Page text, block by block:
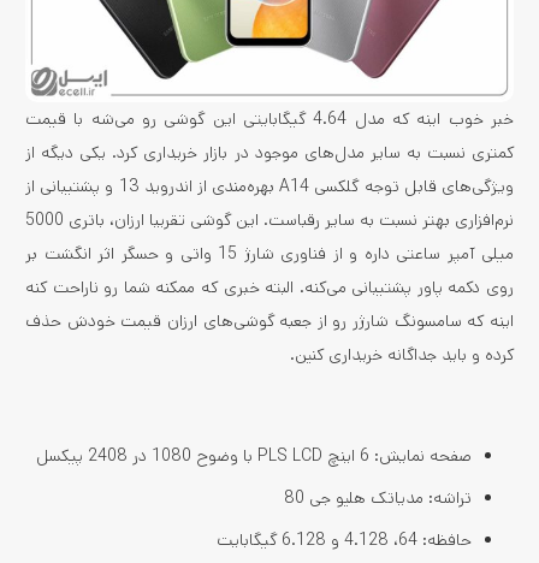
خبر خوب اینه که مدل 4.64 گیگابایتی این گوشی رو می‌شه با قیمت
کمتری نسبت به سایر مدل‌های موجود در بازار خریداری کرد. یکی دیگه از
ویژگی‌های قابل توجه گلکسی A14 بهره‌مندی از اندروید 13 و پشتیبانی از
نرم‌افزاری بهتر نسبت به سایر رقباست. این گوشی تقریبا ارزان، باتری 5000
میلی آمپر ساعتی داره و از فناوری شارژ 15 واتی و حسگر اثر انگشت بر
روی دکمه پاور پشتیبانی می‌کنه. البته خبری که ممکنه شما رو ناراحت کنه
اینه که سامسونگ شارژر رو از جعبه گوشی‌های ارزان قیمت خودش حذف
کرده و باید جداگانه خریداری کنین.
صفحه نمایش: 6 اینچ PLS LCD با وضوح 1080 در 2408 پیکسل
تراشه: مدیاتک هلیو جی 80
حافظه: 64، 4.128 و 6.128 گیگابایت